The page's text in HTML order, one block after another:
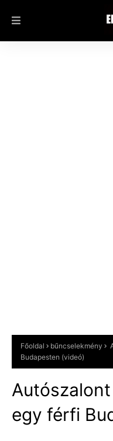
Főoldal bűncselekmény
Budapesten (videó)
egy férfi